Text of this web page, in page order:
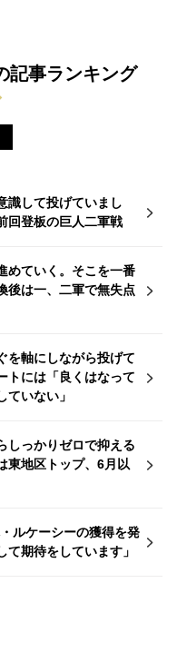
記事ランキング
識して投げていまし
回登板の巨人二軍戦
めていく。そこを一番
後は一、二軍で無失点
を軸にしながら投げて
トには「良くはなって
ていない」
しっかりゼロで抑える
東地区トップ、6月以
ルケーシーの獲得を発
期待をしています」